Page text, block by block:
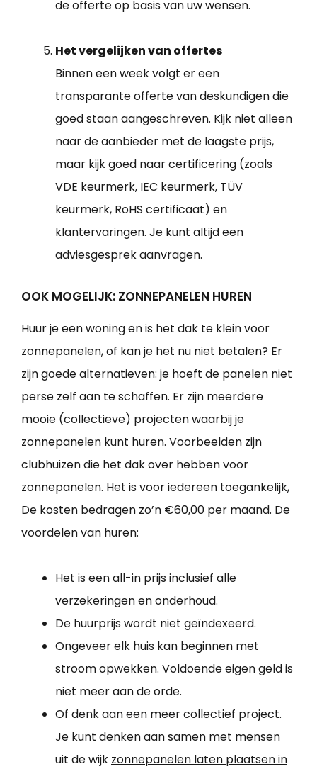
de offerte op basis van uw wensen.
Het vergelijken van offertes
Binnen een week volgt er een
transparante offerte van deskundigen die
goed staan aangeschreven. Kijk niet alleen
naar de aanbieder met de laagste prijs,
maar kijk goed naar certificering (zoals
VDE keurmerk, IEC keurmerk, TÜV
keurmerk, RoHS certificaat) en
klantervaringen. Je kunt altijd een
adviesgesprek aanvragen.
OOK MOGELIJK: ZONNEPANELEN HUREN
Huur je een woning en is het dak te klein voor
zonnepanelen, of kan je het nu niet betalen? Er
zijn goede alternatieven: je hoeft de panelen niet
perse zelf aan te schaffen. Er zijn meerdere
mooie (collectieve) projecten waarbij je
zonnepanelen kunt huren. Voorbeelden zijn
clubhuizen die het dak over hebben voor
zonnepanelen. Het is voor iedereen toegankelijk,
De kosten bedragen zo’n €60,00 per maand. De
voordelen van huren:
Het is een all-in prijs inclusief alle
verzekeringen en onderhoud.
De huurprijs wordt niet geïndexeerd.
Ongeveer elk huis kan beginnen met
stroom opwekken. Voldoende eigen geld is
niet meer aan de orde.
Of denk aan een meer collectief project.
Je kunt denken aan samen met mensen
uit de wijk zonnepanelen laten plaatsen in